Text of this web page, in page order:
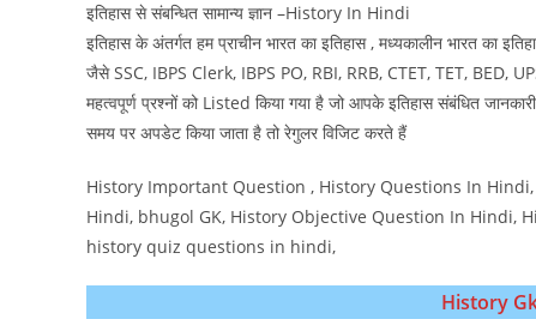
इतिहास से संबन्धित सामान्य ज्ञान –History In Hindi
इतिहास के अंतर्गत हम प्राचीन भारत का इतिहास , मध्‍यकालीन भारत का
जैसे SSC, IBPS Clerk, IBPS PO, RBI, RRB, CTET, TET, BED,
महत्वपूर्ण प्रश्नों को Listed किया गया है जो आपके इतिहास संबंधित
समय पर अपडेट किया जाता है तो रेगुलर विजिट करते हैं
History Important Question , History Questions In
Hindi, bhugol GK, History Objective Question In Hindi,
history quiz questions in hindi,
History